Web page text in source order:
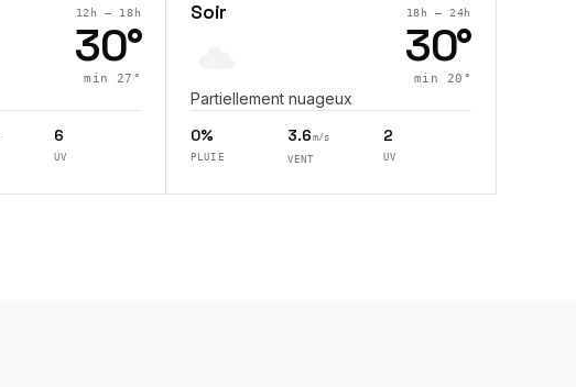
12h – 18h
30°
min 27 °
6
UV
Soir 18h – 24h
30°
min 20 °
Partiellement nuageux
0%
PLUIE
3.6 m/s
VENT
2
UV